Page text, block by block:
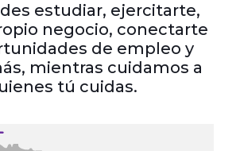
estudiar, ejercitarte,
negocio, conectarte
de empleo y
mientras cuidamos a
tú cuidas.